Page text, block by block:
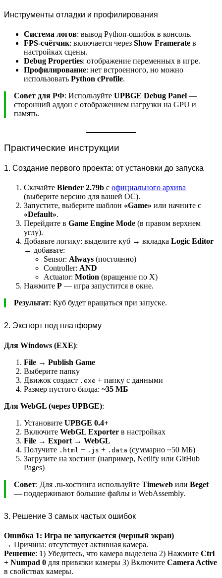
Инструменты отладки и профилирования
Система логов: вывод Python-ошибок в консоль.
FPS-счётчик: включается через Show Framerate в
настройках сцены.
Debug Properties: отображение переменных в игре.
Профилирование: нет встроенного, но можно
использовать Python cProfile.
Совет для РФ: Используйте UPBGE Debug Panel —
сторонний аддон с отображением нагрузки на GPU и
память.
Практические инструкции
1. Создание первого проекта: от установки до запуска
Скачайте Blender 2.79b с официального архива
(выберите версию для вашей ОС).
Запустите, выберите шаблон «Game» или начните с
«Default».
Перейдите в Game Engine Mode (в правом верхнем
углу).
Добавьте логику: выделите куб → вкладка Logic Editor
→ добавьте:
Sensor: Always (постоянно)
Controller: AND
Actuator: Motion (вращение по X)
Нажмите P — игра запустится в окне.
Результат: Куб будет вращаться при запуске.
2. Экспорт под платформу
Для Windows (EXE):
File → Publish Game
Выберите папку
Движок создаст .exe + папку с данными
Размер пустого билда: ~35 МБ
Для WebGL (через UPBGE):
Установите UPBGE 0.4+
Включите WebGL Exporter в настройках
File → Export → WebGL
Получите .html + .js + .data (суммарно ~50 МБ)
Загрузите на хостинг (например, Netlify или GitHub
Pages)
Совет: Для .ru-хостинга используйте Timeweb или Beget
— поддерживают большие файлы и WebAssembly.
3. Решение 3 самых частых ошибок
Ошибка 1: Игра не запускается (черный экран)
→ Причина: отсутствует активная камера.
Решение: 1) Убедитесь, что камера выделена 2) Нажмите Ctrl
+ Numpad 0 для привязки камеры 3) Включите Camera Active
в свойствах камеры.